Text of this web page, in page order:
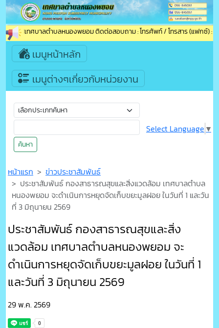
เข้าสู่เทศบาลตำบลหนองพยอม ติดต่อสอบถาม : โทรศัพท์ / โทรสาร (แฟกซ์) :
เมนูหน้าหลัก
เมนูต่างๆเกี่ยวกับหน่วยงาน
ค้นหา
Select Language ▼
หน้าแรก
ข่าวประชาสัมพันธ์
ประชาสัมพันธ์ กองสาธารณสุขและสิ่งแวดล้อม เทศบาลตำบล
หนองพยอม จะดำเนินการหยุดจัดเก็บขยะมูลฝอย ในวันที่ 1 และวัน
ที่ 3 มิถุนายน 2569
ประชาสัมพันธ์ กองสาธารณสุขและสิ่ง
แวดล้อม เทศบาลตำบลหนองพยอม จะ
ดำเนินการหยุดจัดเก็บขยะมูลฝอย ในวันที่ 1
และวันที่ 3 มิถุนายน 2569
29 พ.ค. 2569